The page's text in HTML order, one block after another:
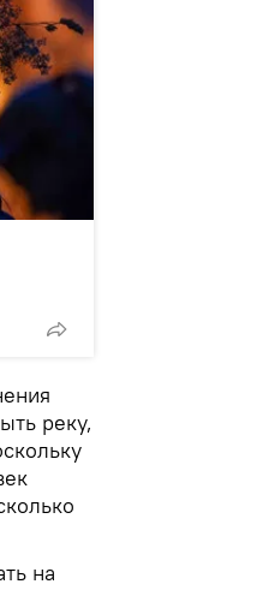
реку,
на